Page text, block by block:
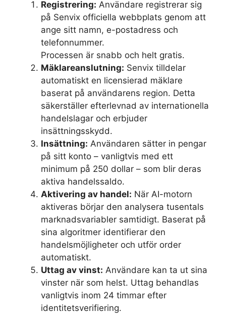
Registrering: Användare registrerar sig
på Senvix officiella webbplats genom att
ange sitt namn, e-postadress och
telefonnummer.
Processen är snabb och helt gratis.
Mäklareanslutning: Senvix tilldelar
automatiskt en licensierad mäklare
baserat på användarens region. Detta
säkerställer efterlevnad av internationella
handelslagar och erbjuder
insättningsskydd.
Insättning: Användaren sätter in pengar
på sitt konto – vanligtvis med ett
minimum på 250 dollar – som blir deras
aktiva handelssaldo.
Aktivering av handel: När AI-motorn
aktiveras börjar den analysera tusentals
marknadsvariabler samtidigt. Baserat på
sina algoritmer identifierar den
handelsmöjligheter och utför order
automatiskt.
Uttag av vinst: Användare kan ta ut sina
vinster när som helst. Uttag behandlas
vanligtvis inom 24 timmar efter
identitetsverifiering.